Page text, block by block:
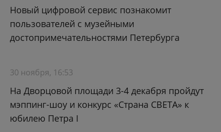
Новый цифровой сервис познакомит
пользователей с музейными
достопримечательностями Петербурга
30 ноября, 16:53
На Дворцовой площади 3-4 декабря пройдут
мэппинг-шоу и конкурс «Страна СВЕТА» к
юбилею Петра I